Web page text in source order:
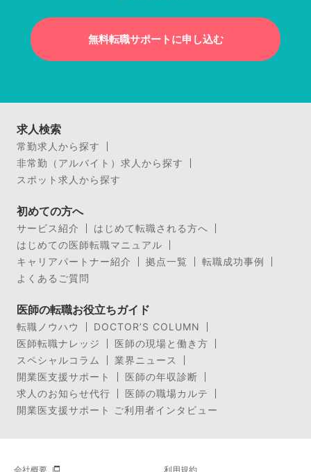
無料転職サポートに申し込む
求人検索
常勤求人から探す
非常勤（アルバイト）求人から探す
スポット求人から探す
初めての方へ
サービス紹介
はじめて転職される方へ
はじめての医師転職マニュアル
キャリアパートナー紹介
拠点一覧
転職成功事例
よくあるご質問
医師の転職お役立ちガイド
転職ノウハウ
DOCTOR’S COLUMN
医師転職ナレッジ
医師の現場と働き方
スペシャルコラム
業界ニュース
開業医支援サポート
医師の年収診断
求人のお知らせ代行
医師の職場カルテ
開業医支援サポート ご利用者インタビュー
会社概要 利用規約